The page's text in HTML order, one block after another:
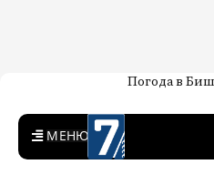
7-канал.
Кыргызстан
Жаңылыктар — Кыргызстан
Погода в
MENU